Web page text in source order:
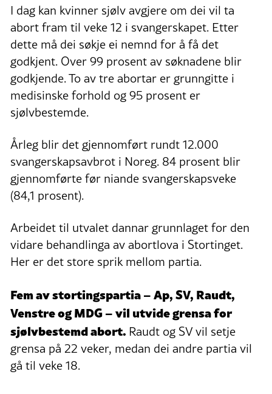
I dag kan kvinner sjølv avgjere om dei vil ta
abort fram til veke 12 i svangerskapet. Etter
dette må dei søkje ei nemnd for å få det
godkjent. Over 99 prosent av søknadene blir
godkjende. To av tre abortar er grunngitte i
medisinske forhold og 95 prosent er
sjølvbestemde.
Årleg blir det gjennomført rundt 12.000
svangerskapsavbrot i Noreg. 84 prosent blir
gjennomførte før niande svangerskapsveke
(84,1 prosent).
Arbeidet til utvalet dannar grunnlaget for den
vidare behandlinga av abortlova i Stortinget.
Her er det store sprik mellom partia.
Fem av stortingspartia – Ap, SV, Raudt,
Venstre og MDG – vil utvide grensa for
sjølvbestemd abort. Raudt og SV vil setje
grensa på 22 veker, medan dei andre partia vil
gå til veke 18.